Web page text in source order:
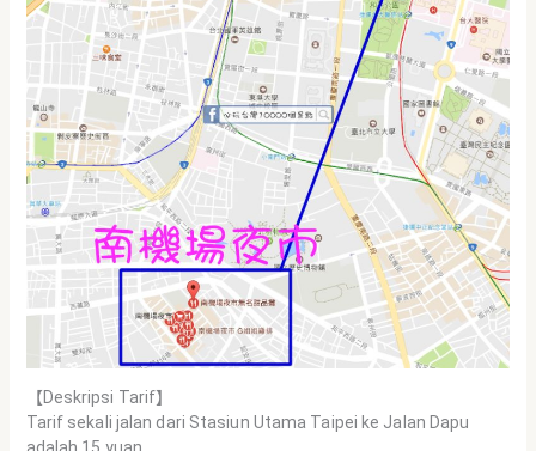
【Deskripsi Tarif】
Tarif sekali jalan dari Stasiun Utama Taipei ke Jalan Dapu